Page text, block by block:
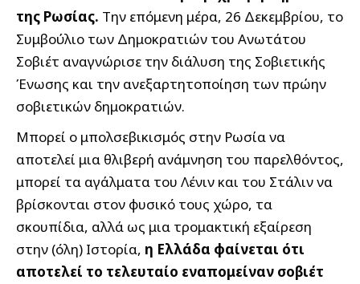
της Ρωσίας. Την επόμενη μέρα, 26 Δεκεμβρίου, το
Συμβούλιο των Δημοκρατιών του Ανωτάτου
Σοβιέτ αναγνώρισε την διάλυση της Σοβιετικής
Ένωσης και την ανεξαρτητοποίηση των πρώην
σοβιετικών δημοκρατιών.
Μπορεί ο μπολσεβικισμός στην Ρωσία να
αποτελεί μια θλιβερή ανάμνηση του παρελθόντος,
μπορεί τα αγάλματα του Λένιν και του Στάλιν να
βρίσκονται στον φυσικό τους χώρο, τα
σκουπίδια, αλλά ως μια τρομακτική εξαίρεση
στην (όλη) Ιστορία, η Ελλάδα φαίνεται ότι
αποτελεί το τελευταίο εναπομείναν σοβιέτ